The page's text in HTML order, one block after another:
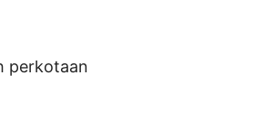
perkotaan